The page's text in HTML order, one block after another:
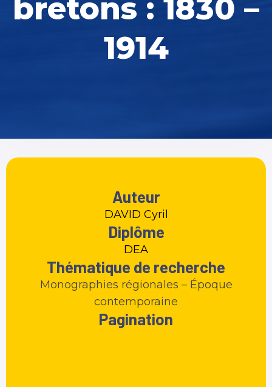
bretons : 1830 –
1914
Auteur
DAVID Cyril
Diplôme
DEA
Thématique de recherche
Monographies régionales – Époque
contemporaine
Pagination